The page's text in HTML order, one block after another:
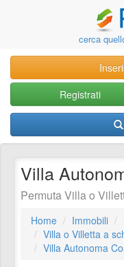
cerca
Registrati
Villa
Permuta Villa o
Home Immobili
Villa o Villetta a
Villa Autonoma